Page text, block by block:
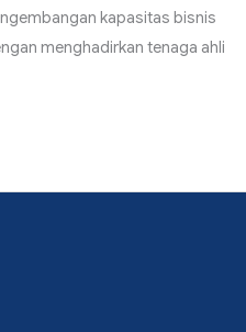
kapasitas bisnis
menghadirkan tenaga ahli